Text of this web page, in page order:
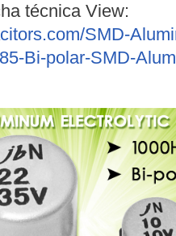
técnica View:
SMD-
Bi-polar-SMD-